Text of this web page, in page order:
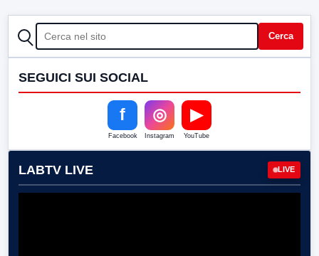
CERCA Cerca
SEGUICI SUI SOCIAL
f
Facebook
◎
Instagram
▶
YouTube
LABTV LIVE LIVE